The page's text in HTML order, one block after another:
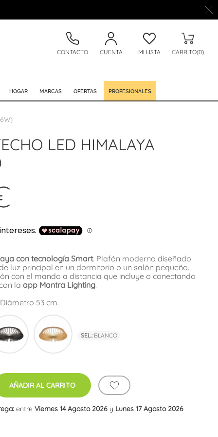
CONTACTO CUENTA MI LISTA CARRITO(0)
HOGAR MARCAS OFERTAS PROFESIONALES
LED HIMALAYA
con tecnología Smart. Plafón moderno diseñado
luz principal en un dormitorio o un salón pequeño.
con el mando a distancia que incluye o conectando
la app Mantra Lighting.
53 cm.
Negro
SEL.:BLANCO
AÑADIR AL CARRITO
entre Viernes 14 Agosto 2026 y Lunes 17 Agosto 2026